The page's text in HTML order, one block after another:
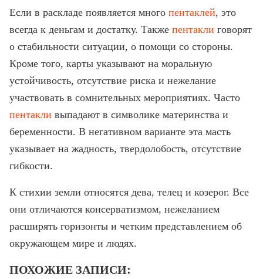
Если в раскладе появляется много пентаклей, это
всегда к деньгам и достатку. Также пентакли говорят
о стабильности ситуации, о помощи со стороны.
Кроме того, карты указывают на моральную
устойчивость, отсутствие риска и нежелание
участвовать в сомнительных мероприятиях. Часто
пентакли выпадают в символике материнства и
беременности. В негативном варианте эта масть
указывает на жадность, твердолобость, отсутствие
гибкости.
К стихии земли относятся дева, телец и козерог. Все
они отличаются консерватизмом, нежеланием
расширять горизонты и четким представлением об
окружающем мире и людях.
ПОХОЖИЕ ЗАПИСИ: